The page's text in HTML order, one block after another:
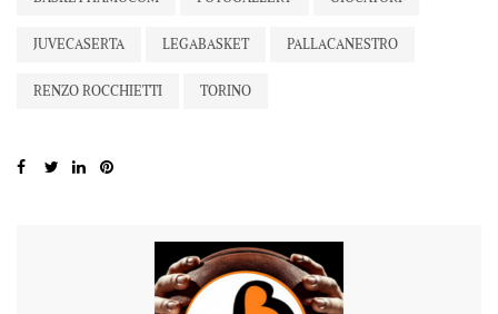
JUVECASERTA LEGABASKET PALLACANESTRO
RENZO ROCCHIETTI TORINO